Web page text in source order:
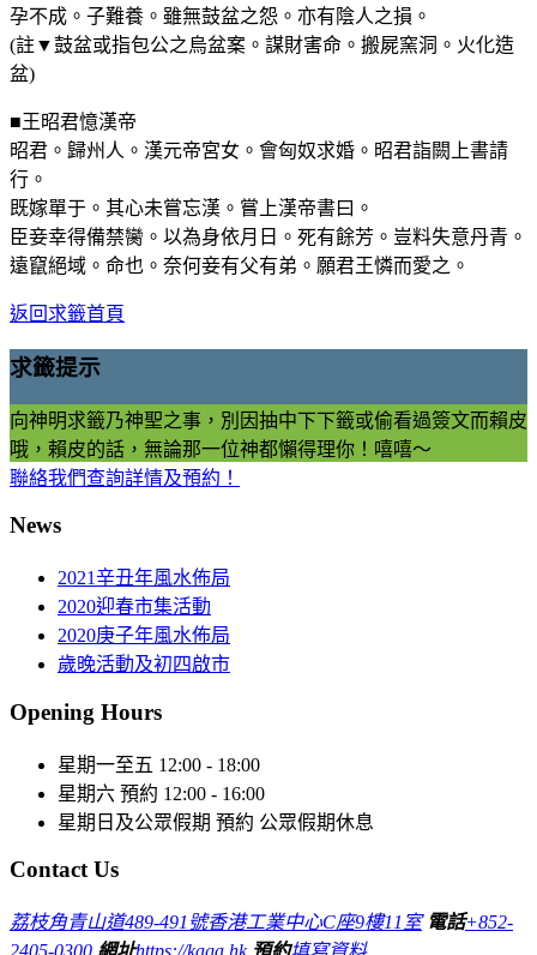
孕不成。子難養。雖無鼓盆之怨。亦有陰人之損。
(註▼鼓盆或指包公之烏盆案。謀財害命。搬屍窯洞。火化造
盆)
■王昭君憶漢帝
昭君。歸州人。漢元帝宮女。會匈奴求婚。昭君詣闕上書請
行。
既嫁單于。其心未嘗忘漢。嘗上漢帝書曰。
臣妾幸得備禁臠。以為身依月日。死有餘芳。豈料失意丹青。
遠竄絕域。命也。奈何妾有父有弟。願君王憐而愛之。
返回求籤首頁
求籤提示
向神明求籤乃神聖之事，別因抽中下下籤或偷看過簽文而賴皮
哦，賴皮的話，無論那一位神都懶得理你！嘻嘻～
聯絡我們查詢詳情及預約！
News
2021辛丑年風水佈局
2020迎春市集活動
2020庚子年風水佈局
歲晚活動及初四啟市
Opening Hours
星期一至五 12:00 - 18:00
星期六 預約 12:00 - 16:00
星期日及公眾假期 預約 公眾假期休息
Contact Us
荔枝角青山道489-491號香港工業中心C座9樓11室 電話+852-
2405-0300 網址https://kaga.hk 預約填寫資料